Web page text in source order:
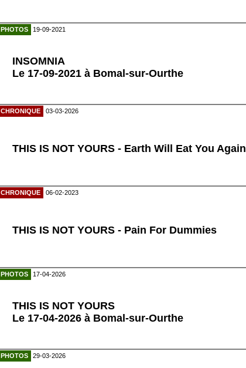
PHOTOS 19-09-2021
INSOMNIA
Le 17-09-2021 à Bomal-sur-Ourthe
CHRONIQUE 03-03-2026
THIS IS NOT YOURS - Earth Will Eat You Again
CHRONIQUE 06-02-2023
THIS IS NOT YOURS - Pain For Dummies
PHOTOS 17-04-2026
THIS IS NOT YOURS
Le 17-04-2026 à Bomal-sur-Ourthe
PHOTOS 29-03-2026